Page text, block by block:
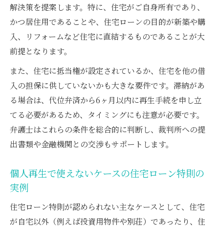
解決策を提案します。特に、住宅がご自身所有であり、
かつ居住用であることや、住宅ローンの目的が新築や購
入、リフォームなど住宅に直結するものであることが大
前提となります。
また、住宅に抵当権が設定されているか、住宅を他の借
入の担保に供していないかも大きな要件です。滞納があ
る場合は、代位弁済から6ヶ月以内に再生手続を申し立
てる必要があるため、タイミングにも注意が必要です。
弁護士はこれらの条件を総合的に判断し、裁判所への提
出書類や金融機関との交渉もサポートします。
個人再生で使えないケースの住宅ローン特則の
実例
住宅ローン特則が認められない主なケースとして、住宅
が自宅以外（例えば投資用物件や別荘）であったり、住